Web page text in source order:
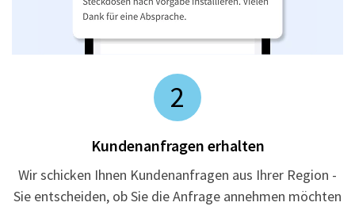
2
Kundenanfragen erhalten
Wir schicken Ihnen Kundenanfragen aus Ihrer Region -
Sie entscheiden, ob Sie die Anfrage annehmen möchten